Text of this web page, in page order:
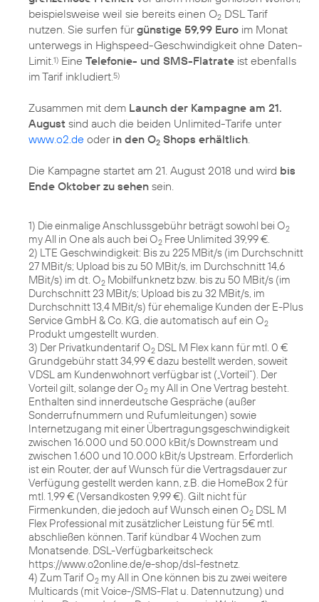
beispielsweise weil sie bereits einen O2 DSL Tarif
nutzen. Sie surfen fürgünstige 59,99 Euro im Monat
unterwegs in Highspeed-Geschwindigkeit ohne Daten-
Limit. 1) Eine Telefonie- und SMS-Flatrate ist ebenfalls
im Tarif inkludiert. 5)
Zusammen mit dem Launch der Kampagne am 21.
August sind auch die beiden Unlimited-Tarife unter
www.o2.de oder in den O2 Shops erhältlich
Die Kampagne startet am 21. August 2018 und wird bis
Ende Oktober zu sehen sein.
1) Die einmalige Anschlussgebühr beträgt sowohl bei O2
my All in One als auch bei O2 Free Unlimited 39,99 €.
2) LTE Geschwindigkeit: Bis zu 225 MBit/s (im Durchschnitt
27 MBit/s; Upload bis zu 50 MBit/s, im Durchschnitt 14,6
MBit/s) im dt. O2 Mobilfunknetz bzw. bis zu 50 MBit/s (im
Durchschnitt 23 MBit/s; Upload bis zu 32 MBit/s, im
Durchschnitt 13,4 MBit/s) für ehemalige Kunden der E-Plus
Service GmbH & Co. KG, die automatisch auf ein O2
Produkt umgestellt wurden.
3) Der Privatkundentarif O2 DSL M Flex kann für mtl. 0 €
Grundgebühr statt 34,99 € dazu bestellt werden, soweit
VDSL am Kundenwohnort verfügbar ist („Vorteil“). Der
Vorteil gilt, solange der O2 my All in One Vertrag besteht.
Enthalten sind innerdeutsche Gespräche (außer
Sonderrufnummern und Rufumleitungen) sowie
Internetzugang mit einer Übertragungsgeschwindigkeit
zwischen 16.000 und 50.000 kBit/s Downstream und
zwischen 1.600 und 10.000 kBit/s Upstream. Erforderlich
ist ein Router, der auf Wunsch für die Vertragsdauer zur
Verfügung gestellt werden kann, z.B. die HomeBox 2 für
mtl. 1,99 € (Versandkosten 9,99 €). Gilt nicht für
Firmenkunden, die jedoch auf Wunsch einen O2 DSL M
Flex Professional mit zusätzlicher Leistung für 5€ mtl.
abschließen können. Tarif kündbar 4 Wochen zum
Monatsende. DSL-Verfügbarkeitscheck
https://www.o2online.de/e-shop/dsl-festnetz.
4) Zum Tarif O2 my All in One können bis zu zwei weitere
Multicards (mit Voice-/SMS-Flat u. Datennutzung) und